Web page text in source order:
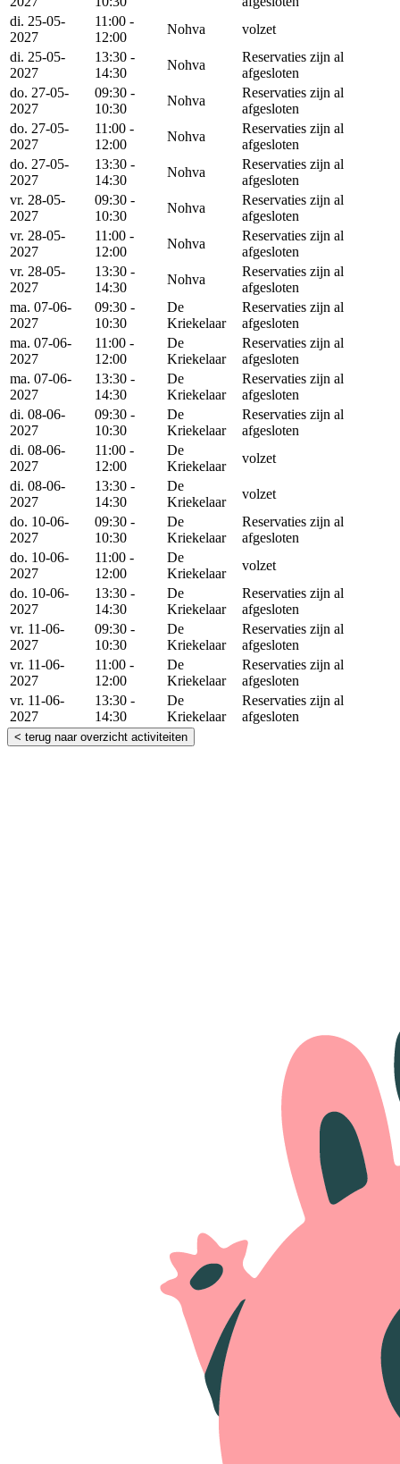
di. 25-05-
2027
11:00 -
12:00
Nohva
volzet
di. 25-05-
2027
13:30 -
14:30
Nohva
Reservaties zijn al
afgesloten
do. 27-05-
2027
09:30 -
10:30
Nohva
Reservaties zijn al
afgesloten
do. 27-05-
2027
11:00 -
12:00
Nohva
Reservaties zijn al
afgesloten
do. 27-05-
2027
13:30 -
14:30
Nohva
Reservaties zijn al
afgesloten
vr. 28-05-
2027
09:30 -
10:30
Nohva
Reservaties zijn al
afgesloten
vr. 28-05-
2027
11:00 -
12:00
Nohva
Reservaties zijn al
afgesloten
vr. 28-05-
2027
13:30 -
14:30
Nohva
Reservaties zijn al
afgesloten
ma. 07-06-
2027
09:30 -
10:30
De
Kriekelaar
Reservaties zijn al
afgesloten
ma. 07-06-
2027
11:00 -
12:00
De
Kriekelaar
Reservaties zijn al
afgesloten
ma. 07-06-
2027
13:30 -
14:30
De
Kriekelaar
Reservaties zijn al
afgesloten
di. 08-06-
2027
09:30 -
10:30
De
Kriekelaar
Reservaties zijn al
afgesloten
di. 08-06-
2027
11:00 -
12:00
De
Kriekelaar
volzet
di. 08-06-
2027
13:30 -
14:30
De
Kriekelaar
volzet
do. 10-06-
2027
09:30 -
10:30
De
Kriekelaar
Reservaties zijn al
afgesloten
do. 10-06-
2027
11:00 -
12:00
De
Kriekelaar
volzet
do. 10-06-
2027
13:30 -
14:30
De
Kriekelaar
Reservaties zijn al
afgesloten
vr. 11-06-
2027
09:30 -
10:30
De
Kriekelaar
Reservaties zijn al
afgesloten
vr. 11-06-
2027
11:00 -
12:00
De
Kriekelaar
Reservaties zijn al
afgesloten
vr. 11-06-
2027
13:30 -
14:30
De
Kriekelaar
Reservaties zijn al
afgesloten
< terug naar overzicht activiteiten